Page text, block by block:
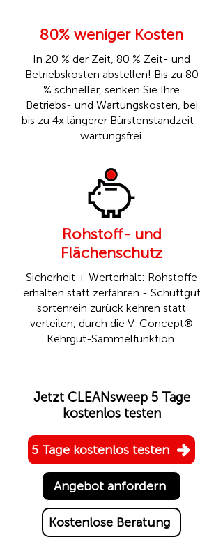
80% weniger Kosten
In 20 % der Zeit, 80 % Zeit- und
Betriebskosten abstellen! Bis zu 80
% schneller, senken Sie Ihre
Betriebs- und Wartungskosten, bei
bis zu 4x längerer Bürstenstandzeit -
wartungsfrei.
Rohstoff- und
Flächenschutz
Sicherheit + Werterhalt: Rohstoffe
erhalten statt zerfahren - Schüttgut
sortenrein zurück kehren statt
verteilen, durch die V-Concept®
Kehrgut-Sammelfunktion.
Jetzt CLEANsweep 5 Tage
kostenlos testen
5 Tage kostenlos testen
Angebot anfordern
Kostenlose Beratung